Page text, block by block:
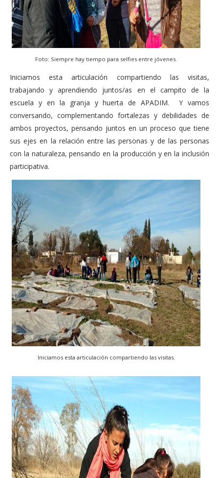
Foto: Siempre hay tiempo para selfies entre jóvenes.
Iniciamos esta articulación compartiendo las visitas,
trabajando y aprendiendo juntos/as en el campito de la
escuela y en la granja y huerta de APADIM. Y vamos
conversando, complementando fortalezas y debilidades de
ambos proyectos, pensando juntos en un proceso que tiene
sus ejes en la relación entre las personas y de las personas
con la naturaleza, pensando en la producción y en la inclusión
participativa.
Iniciamos esta articulación compartiendo las visitas.